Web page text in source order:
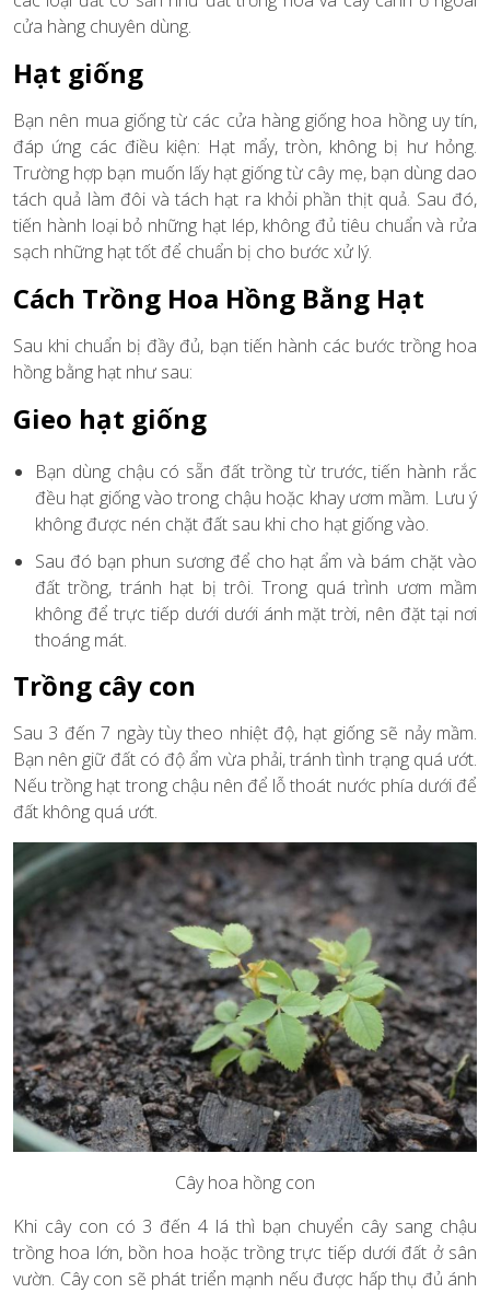
cửa hàng chuyên dùng.
Hạt giống
Bạn nên mua giống từ các cửa hàng giống hoa hồng uy tín,
đáp ứng các điều kiện: Hạt mẩy, tròn, không bị hư hỏng.
Trường hợp bạn muốn lấy hạt giống từ cây mẹ, bạn dùng dao
tách quả làm đôi và tách hạt ra khỏi phần thịt quả. Sau đó,
tiến hành loại bỏ những hạt lép, không đủ tiêu chuẩn và rửa
sạch những hạt tốt để chuẩn bị cho bước xử lý.
Cách Trồng Hoa Hồng Bằng Hạt
Sau khi chuẩn bị đầy đủ, bạn tiến hành các bước trồng hoa
hồng bằng hạt như sau:
Gieo hạt giống
Bạn dùng chậu có sẵn đất trồng từ trước, tiến hành rắc
đều hạt giống vào trong chậu hoặc khay ươm mầm. Lưu ý
không được nén chặt đất sau khi cho hạt giống vào.
Sau đó bạn phun sương để cho hạt ẩm và bám chặt vào
đất trồng, tránh hạt bị trôi. Trong quá trình ươm mầm
không để trực tiếp dưới dưới ánh mặt trời, nên đặt tại nơi
thoáng mát.
Trồng cây con
Sau 3 đến 7 ngày tùy theo nhiệt độ, hạt giống sẽ nảy mầm.
Bạn nên giữ đất có độ ẩm vừa phải, tránh tình trạng quá ướt.
Nếu trồng hạt trong chậu nên để lỗ thoát nước phía dưới để
đất không quá ướt.
Cây hoa hồng con
Khi cây con có 3 đến 4 lá thì bạn chuyển cây sang chậu
trồng hoa lớn, bồn hoa hoặc trồng trực tiếp dưới đất ở sân
vườn. Cây con sẽ phát triển mạnh nếu được hấp thụ đủ ánh